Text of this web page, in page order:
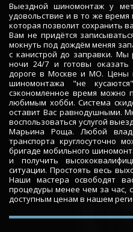
Выездной шиномонтаж у
удовольствие и в то же время
которая позволит сохранить
Вам не придётся
мокнуть под дождём меняя
с канистрой до заправки.
ночи 24/7 и готовы
дороге в Москве и МО. Цены
шиномонтажа "не
сэкономленное время можно
любимым хобби. Система
оставит Вас равнодушными.
воспользоваться услугой
Марьина Роща. Любой
транспорта круглосуточно
бригаде мобильного
и получить
ситуации. Простоять весь
Наши мастера освободят
процедуры менее чем за час,
доступным ценам в нашем